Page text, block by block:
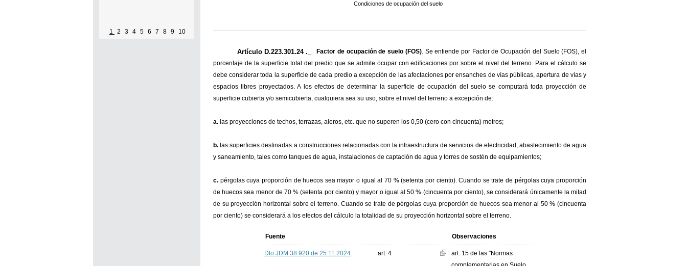
1 2 3 4 5 6 7 8 9 10
Condiciones de ocupación del suelo
Artículo D.223.301.24 ._ Factor de ocupación de suelo (FOS). Se entiende por Factor de Ocupación del Suelo (FOS), el
porcentaje de la superficie total del predio que se admite ocupar con edificaciones por sobre el nivel del terreno. Para el cálculo se
debe considerar toda la superficie de cada predio a excepción de las afectaciones por ensanches de vías públicas, apertura de vías y
espacios libres proyectados. A los efectos de determinar la superficie de ocupación del suelo se computará toda proyección de
superficie cubierta y/o semicubierta, cualquiera sea su uso, sobre el nivel del terreno a excepción de:
a. las proyecciones de techos, terrazas, aleros, etc. que no superen los 0,50 (cero con cincuenta) metros;
b. las superficies destinadas a construcciones relacionadas con la infraestructura de servicios de electricidad, abastecimiento de agua
y saneamiento, tales como tanques de agua, instalaciones de captación de agua y torres de sostén de equipamientos;
c. pérgolas cuya proporción de huecos sea mayor o igual al 70 % (setenta por ciento). Cuando se trate de pérgolas cuya proporción
de huecos sea menor de 70 % (setenta por ciento) y mayor o igual al 50 % (cincuenta por ciento), se considerará únicamente la mitad
de su proyección horizontal sobre el terreno. Cuando se trate de pérgolas cuya proporción de huecos sea menor al 50 % (cincuenta
por ciento) se considerará a los efectos del cálculo la totalidad de su proyección horizontal sobre el terreno.
Fuente Observaciones
Dto.JDM 38.920 de 25.11.2024 art. 4
art. 15 de las "Normas